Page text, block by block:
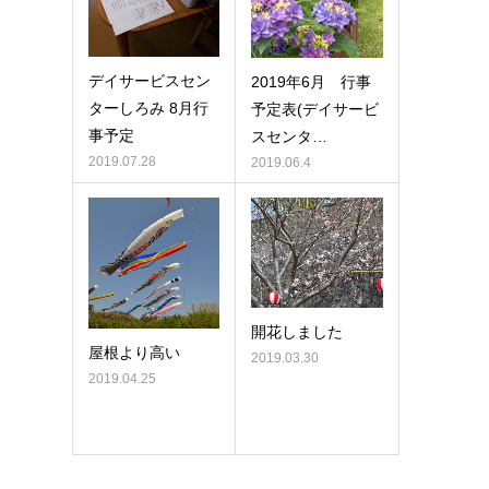
デイサービスセン
ターしろみ 8月行
事予定
2019.07.28
2019年6月 行事
予定表(デイサービ
スセンタ…
2019.06.4
屋根より高い
2019.04.25
開花しました
2019.03.30